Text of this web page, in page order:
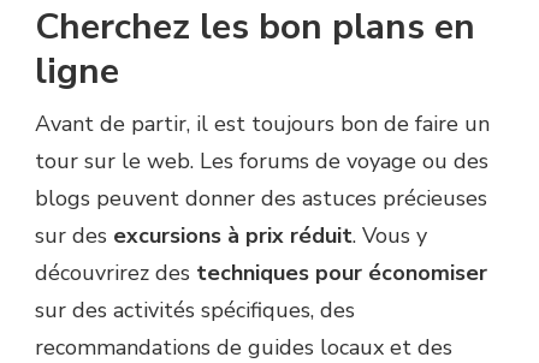
Cherchez les bon plans en
ligne
Avant de partir, il est toujours bon de faire un
tour sur le web. Les forums de voyage ou des
blogs peuvent donner des astuces précieuses
sur des excursions à prix réduit. Vous y
découvrirez des techniques pour économiser
sur des activités spécifiques, des
recommandations de guides locaux et des